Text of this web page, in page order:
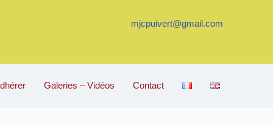
mjcpuivert@gmail.com
Galeries – Vidéos Contact